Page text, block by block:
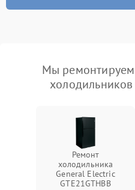
Мы
Ремонт
холодильника
General Electric
GTE21GTHBB